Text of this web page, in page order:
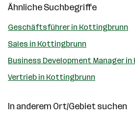
Ähnliche Suchbegriffe
Geschäftsführer in Kottingbrunn
Sales in Kottingbrunn
Business Development Manager
Vertrieb in Kottingbrunn
In anderem Ort/Gebiet suchen